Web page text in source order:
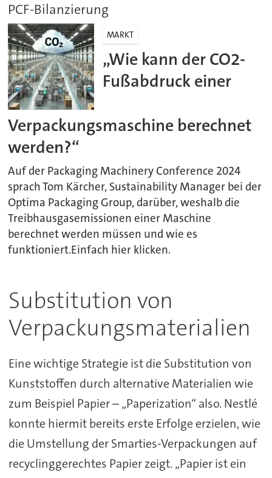
PCF-Bilanzierung
MARKT
„Wie kann der CO2-
Fußabdruck einer
Verpackungsmaschine berechnet
werden?“
Auf der Packaging Machinery Conference 2024
sprach Tom Kärcher, Sustainability Manager bei der
Optima Packaging Group, darüber, weshalb die
Treibhausgasemissionen einer Maschine
berechnet werden müssen und wie es
funktioniert.Einfach hier klicken.
Substitution von
Verpackungsmaterialien
Eine wichtige Strategie ist die Substitution von
Kunststoffen durch alternative Materialien wie
zum Beispiel Papier – „Paperization“ also. Nestlé
konnte hiermit bereits erste Erfolge erzielen, wie
die Umstellung der Smarties-Verpackungen auf
recyclinggerechtes Papier zeigt. „Papier ist ein